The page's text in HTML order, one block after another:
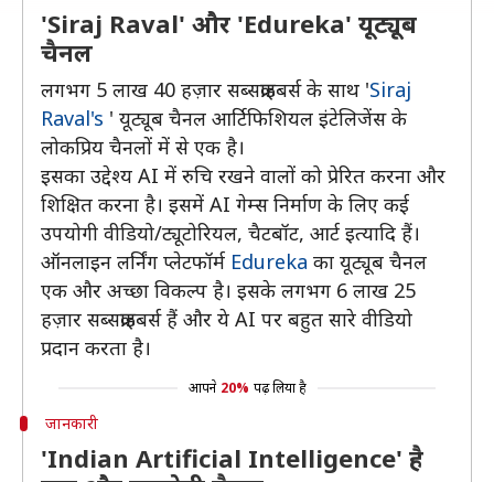
'Siraj Raval' और 'Edureka' यूट्यूब
चैनल
लगभग 5 लाख 40 हज़ार सब्सक्राइबर्स के साथ 'Siraj
Raval's ' यूट्यूब चैनल आर्टिफिशियल इंटेलिजेंस के
लोकप्रिय चैनलों में से एक है।
इसका उद्देश्य AI में रुचि रखने वालों को प्रेरित करना और
शिक्षित करना है। इसमें AI गेम्स निर्माण के लिए कई
उपयोगी वीडियो/ट्यूटोरियल, चैटबॉट, आर्ट इत्यादि हैं।
ऑनलाइन लर्निंग प्लेटफॉर्म Edureka का यूट्यूब चैनल
एक और अच्छा विकल्प है। इसके लगभग 6 लाख 25
हज़ार सब्सक्राइबर्स हैं और ये AI पर बहुत सारे वीडियो
प्रदान करता है।
आपने 20% पढ़ लिया है
जानकारी
'Indian Artificial Intelligence' है